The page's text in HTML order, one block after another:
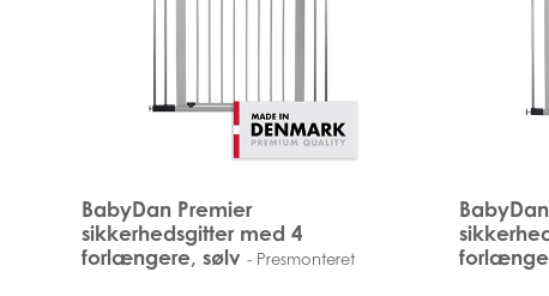
BabyDan Premier
sikkerhedsgitter med 4
forlængere, sølv- Presmonteret